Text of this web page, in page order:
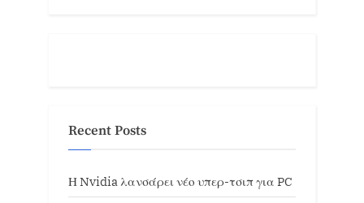
Recent Posts
Η Nvidia λανσάρει νέο υπερ-τσιπ για PC